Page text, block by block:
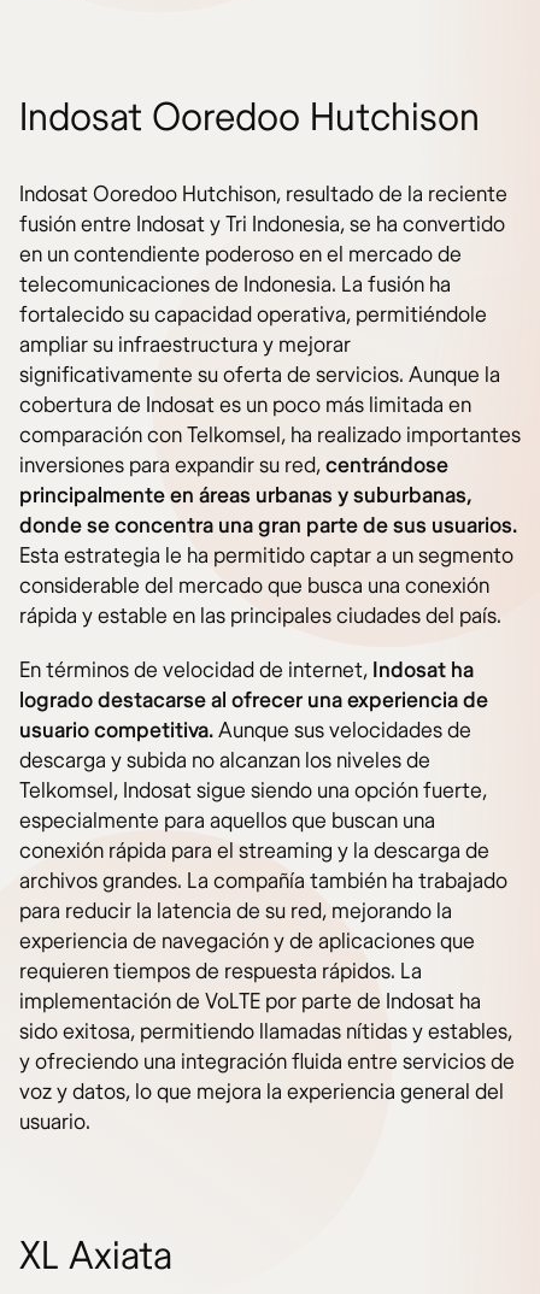
Indosat Ooredoo Hutchison
Indosat Ooredoo Hutchison, resultado de la reciente
fusión entre Indosat y Tri Indonesia, se ha convertido
en un contendiente poderoso en el mercado de
telecomunicaciones de Indonesia. La fusión ha
fortalecido su capacidad operativa, permitiéndole
ampliar su infraestructura y mejorar
significativamente su oferta de servicios. Aunque la
cobertura de Indosat es un poco más limitada en
comparación con Telkomsel, ha realizado importantes
inversiones para expandir su red,centrándose
principalmente en áreas urbanas y suburbanas,
donde se concentra una gran parte de sus usuarios.
Esta estrategia le ha permitido captar a un segmento
considerable del mercado que busca una conexión
rápida y estable en las principales ciudades del país.
En términos de velocidad de internet, Indosat ha
logrado destacarse al ofrecer una experiencia de
usuario competitiva.Aunque sus velocidades de
descarga y subida no alcanzan los niveles de
Telkomsel, Indosat sigue siendo una opción fuerte,
especialmente para aquellos que buscan una
conexión rápida para el streaming y la descarga de
archivos grandes. La compañía también ha trabajado
para reducir la latencia de su red, mejorando la
experiencia de navegación y de aplicaciones que
requieren tiempos de respuesta rápidos. La
implementación de VoLTE por parte de Indosat ha
sido exitosa, permitiendo llamadas nítidas y estables,
y ofreciendo una integración fluida entre servicios de
voz y datos, lo que mejora la experiencia general del
usuario.
XL Axiata